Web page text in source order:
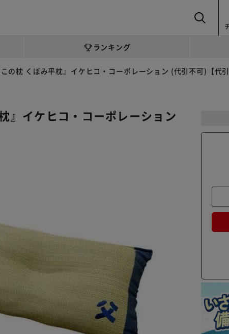
ランキング
の枕 くぼみ平枕』イケヒコ・コーポレーション (代引不可)【代引
』イケヒコ・コーポレーション